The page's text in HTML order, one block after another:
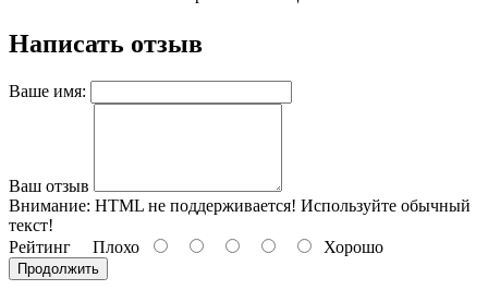
Написать отзыв
Ваше имя:
Ваш отзыв
Внимание: HTML не поддерживается! Используйте обычный
текст!
Рейтинг Плохо Хорошо
Продолжить